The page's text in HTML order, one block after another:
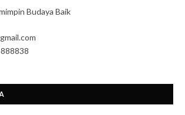
Budaya Baik